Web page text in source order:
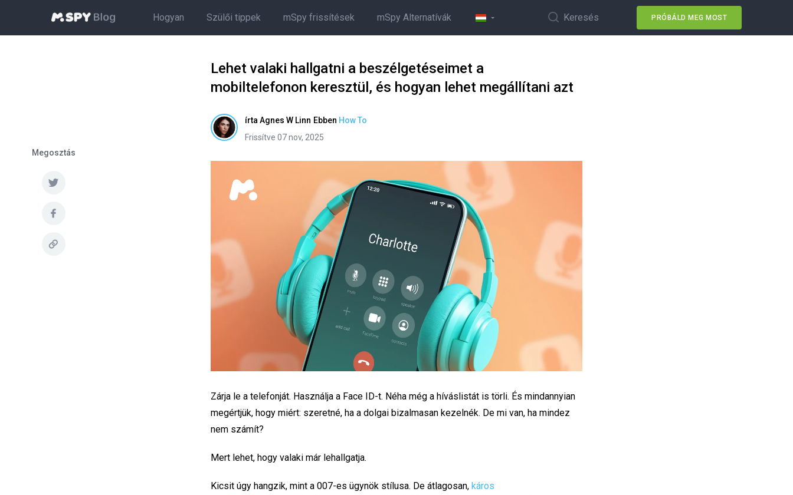
Hogyan Szülői tippek mSpy frissítések mSpy Alternatívák Keresés PRÓBÁLD MEG MOST
Lehet valaki hallgatni a beszélgetéseimet a
mobiltelefonon keresztül, és hogyan lehet megállítani azt
írta Agnes W Linn Ebben How To
Frissítve 07 nov, 2025
Zárja le a telefonját. Használja a Face ID-t. Néha még a híváslistát is törli. És mindannyian
megértjük, hogy miért: szeretné, ha a dolgai bizalmasan kezelnék. De mi van, ha mindez
nem számít?
Mert lehet, hogy valaki már lehallgatja.
Kicsit úgy hangzik, mint a 007-es ügynök stílusa. De átlagosan, káros
Megosztás